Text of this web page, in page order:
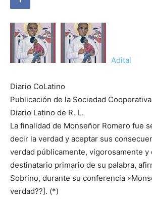
Adital
Diario CoLatino
Publicación de la Sociedad
Diario Latino de R. L.
La finalidad de Monseñor Romero fue
decir la verdad y aceptar sus
verdad públicamente, vigorosamente y
destinatario primario de su palabra,
Sobrino, durante su conferencia
verdad??]. (*)